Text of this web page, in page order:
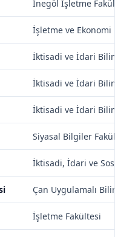
İnegöl İşletme
İşletme ve Ekonomi
İktisadi ve İdari
İktisadi ve İdari
İktisadi ve İdari
Siyasal Bilgiler
İktisadi, İdari ve
Çan Uygulamalı
İşletme Fakültesi